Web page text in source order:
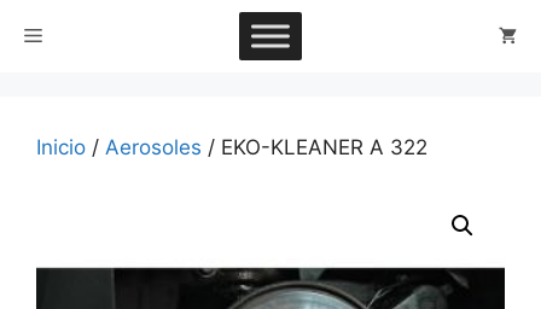
Menú
Inicio / Aerosoles / EKO-KLEANER A 322